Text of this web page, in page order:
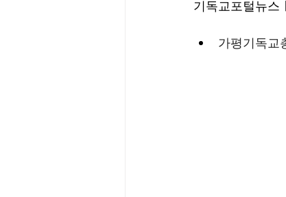
기독교포털뉴스
가평기독교